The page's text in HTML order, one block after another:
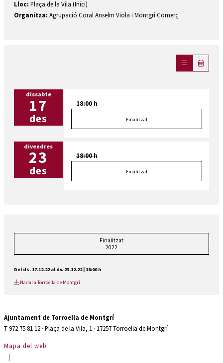
Lloc: Plaça de la Vila (Inici)
Organitza: Agrupació Coral Anselm Viola i Montgrí Comerç
dissabte
17
des
18:00 h
Finalitzat
divendres
23
des
18:00 h
Finalitzat
Finalitzat
2022
Del ds. 17.12.22al dv. 23.12.22| 18:00 h
Nadal a Torroella de Montgrí
Ajuntament de Torroella de Montgrí
T 972 75 81 12 · Plaça de la Vila, 1 · 17257 Torroella de Montgrí
Mapa del web
|